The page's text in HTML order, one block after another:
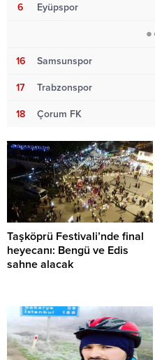
6 Eyüpspor
16 Samsunspor
17 Trabzonspor
18 Çorum FK
Taşköprü Festivali’nde final
heyecanı: Bengü ve Edis
sahne alacak